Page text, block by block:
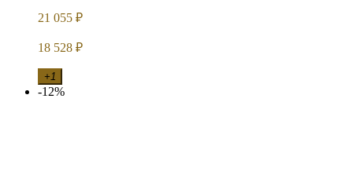
21 055 ₽
18 528 ₽
+1
-12%